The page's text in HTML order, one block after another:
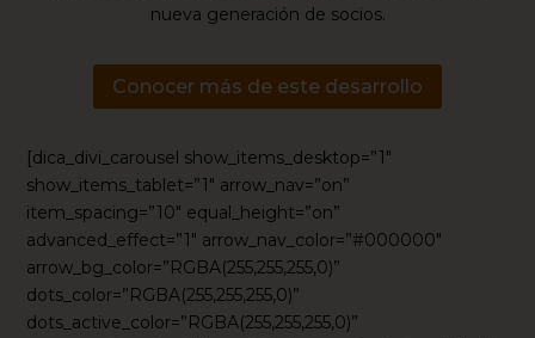
nueva generación de socios.
Conocer más de este desarrollo
[dica_divi_carousel show_items_desktop=”1″
show_items_tablet=”1″ arrow_nav=”on”
item_spacing=”10″ equal_height=”on”
advanced_effect=”1″ arrow_nav_color=”#000000″
arrow_bg_color=”RGBA(255,255,255,0)”
dots_color=”RGBA(255,255,255,0)”
dots_active_color=”RGBA(255,255,255,0)”